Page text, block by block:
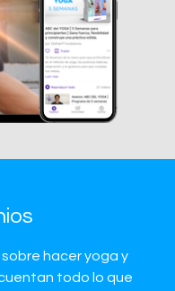
hacer yoga y
todo lo que